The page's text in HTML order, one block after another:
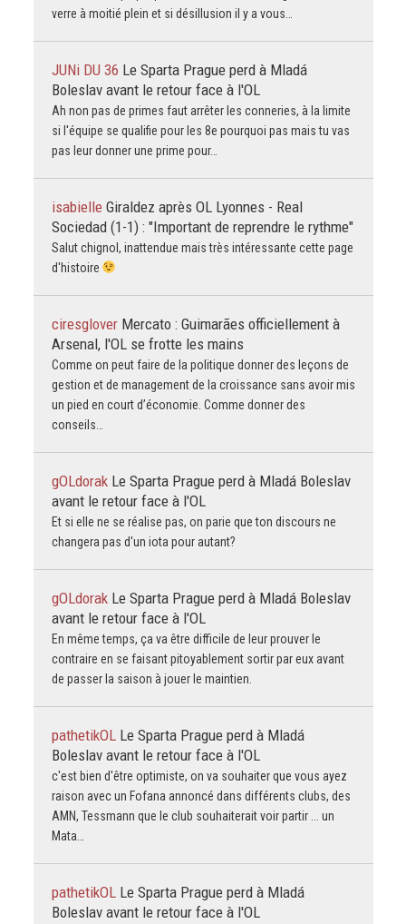
verre à moitié plein et si désillusion il y a vous…
JUNi DU 36 Le Sparta Prague perd à Mladá
Boleslav avant le retour face à l'OL
Ah non pas de primes faut arrêter les conneries, à la limite
si l'équipe se qualifie pour les 8e pourquoi pas mais tu vas
pas leur donner une prime pour…
isabielle Giraldez après OL Lyonnes - Real
Sociedad (1-1) : "Important de reprendre le rythme"
Salut chignol, inattendue mais très intéressante cette page
d'histoire
ciresglover Mercato : Guimarães officiellement à
Arsenal, l'OL se frotte les mains
Comme on peut faire de la politique donner des leçons de
gestion et de management de la croissance sans avoir mis
un pied en court d’économie. Comme donner des
conseils…
gOLdorak Le Sparta Prague perd à Mladá Boleslav
avant le retour face à l'OL
Et si elle ne se réalise pas, on parie que ton discours ne
changera pas d'un iota pour autant?
gOLdorak Le Sparta Prague perd à Mladá Boleslav
avant le retour face à l'OL
En même temps, ça va être difficile de leur prouver le
contraire en se faisant pitoyablement sortir par eux avant
de passer la saison à jouer le maintien.
pathetikOL Le Sparta Prague perd à Mladá
Boleslav avant le retour face à l'OL
c'est bien d'être optimiste, on va souhaiter que vous ayez
raison avec un Fofana annoncé dans différents clubs, des
AMN, Tessmann que le club souhaiterait voir partir ... un
Mata…
pathetikOL Le Sparta Prague perd à Mladá
Boleslav avant le retour face à l'OL